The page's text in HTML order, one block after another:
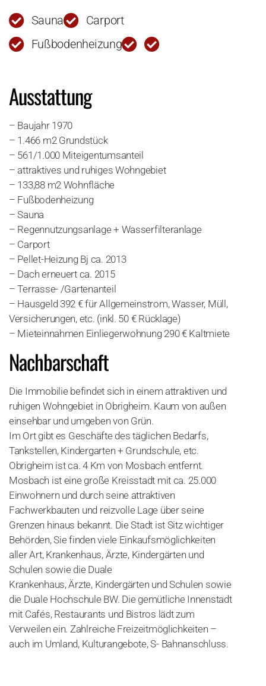
Sauna
Carport
Fußbodenheizung
Ausstattung
– Baujahr 1970
– 1.466 m2 Grundstück
– 561/1.000 Miteigentumsanteil
– attraktives und ruhiges Wohngebiet
– 133,88 m2 Wohnfläche
– Fußbodenheizung
– Sauna
– Regennutzungsanlage + Wasserfilteranlage
– Carport
– Pellet-Heizung Bj ca. 2013
– Dach erneuert ca. 2015
– Terrasse- /Gartenanteil
– Hausgeld 392 € für Allgemeinstrom, Wasser, Müll,
Versicherungen, etc. (inkl. 50 € Rücklage)
– Mieteinnahmen Einliegerwohnung 290 € Kaltmiete
Nachbarschaft
Die Immobilie befindet sich in einem attraktiven und
ruhigen Wohngebiet in Obrigheim. Kaum von außen
einsehbar und umgeben von Grün.
Im Ort gibt es Geschäfte des täglichen Bedarfs,
Tankstellen, Kindergarten + Grundschule, etc.
Obrigheim ist ca. 4 Km von Mosbach entfernt.
Mosbach ist eine große Kreisstadt mit ca. 25.000
Einwohnern und durch seine attraktiven
Fachwerkbauten und reizvolle Lage über seine
Grenzen hinaus bekannt. Die Stadt ist Sitz wichtiger
Behörden, Sie finden viele Einkaufsmöglichkeiten
aller Art, Krankenhaus, Ärzte, Kindergärten und
Schulen sowie die Duale
Krankenhaus, Ärzte, Kindergärten und Schulen sowie
die Duale Hochschule BW. Die gemütliche Innenstadt
mit Cafés, Restaurants und Bistros lädt zum
Verweilen ein. Zahlreiche Freizeitmöglichkeiten –
auch im Umland, Kulturangebote, S- Bahnanschluss.